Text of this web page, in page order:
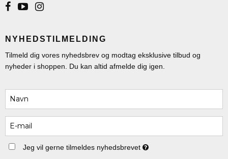
NYHEDSTILMELDING
Tilmeld dig vores nyhedsbrev og modtag eksklusive tilbud og
nyheder i shoppen. Du kan altid afmelde dig igen.
Jeg vil gerne tilmeldes nyhedsbrevet